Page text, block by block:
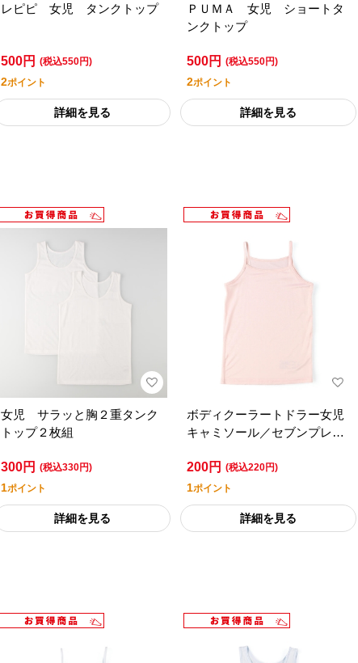
レピピ 女児 タンクトップ
500円 (税込550円)
2ポイント
詳細を見る
ＰＵＭＡ 女児 ショートタ
ンクトップ
500円 (税込550円)
2ポイント
詳細を見る
女児 サラッと胸２重タンク
トップ２枚組
300円 (税込330円)
1ポイント
詳細を見る
ボディクーラートドラー女児
キャミソール／セブンプレミ
200円 (税込220円)
1ポイント
詳細を見る